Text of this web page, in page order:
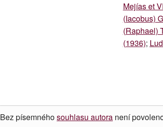
Mejías et
(Iacobus)
(Raphael)
(1936);
Bez písemnéhosouhlasu autora není